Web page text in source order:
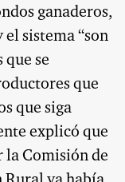
ganaderos,
sistema “son
que se
que
que siga
explicó que
la Comisión de